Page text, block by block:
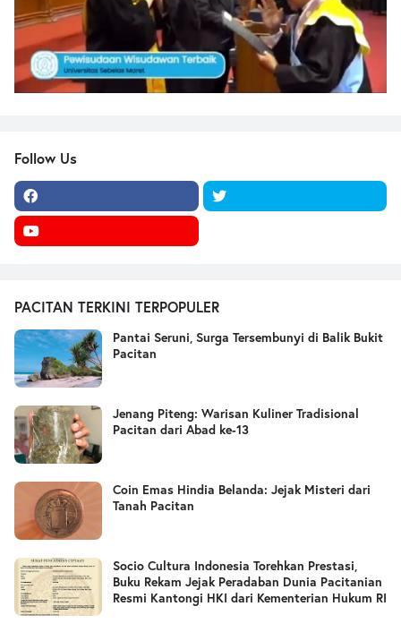
Follow Us
PACITAN TERKINI TERPOPULER
Pantai Seruni, Surga Tersembunyi di Balik Bukit
Pacitan
Jenang Piteng: Warisan Kuliner Tradisional
Pacitan dari Abad ke-13
Coin Emas Hindia Belanda: Jejak Misteri dari
Tanah Pacitan
Socio Cultura Indonesia Torehkan Prestasi,
Buku Rekam Jejak Peradaban Dunia Pacitanian
Resmi Kantongi HKI dari Kementerian Hukum RI